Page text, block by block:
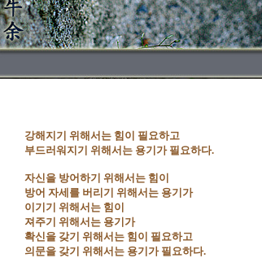
강해지기 위해서는 힘이 필요하고
부드러워지기 위해서는 용기가 필요하다.
자신을 방어하기 위해서는 힘이
방어 자세를 버리기 위해서는 용기가
이기기 위해서는 힘이
져주기 위해서는 용기가
확신을 갖기 위해서는 힘이 필요하고
의문을 갖기 위해서는 용기가 필요하다.